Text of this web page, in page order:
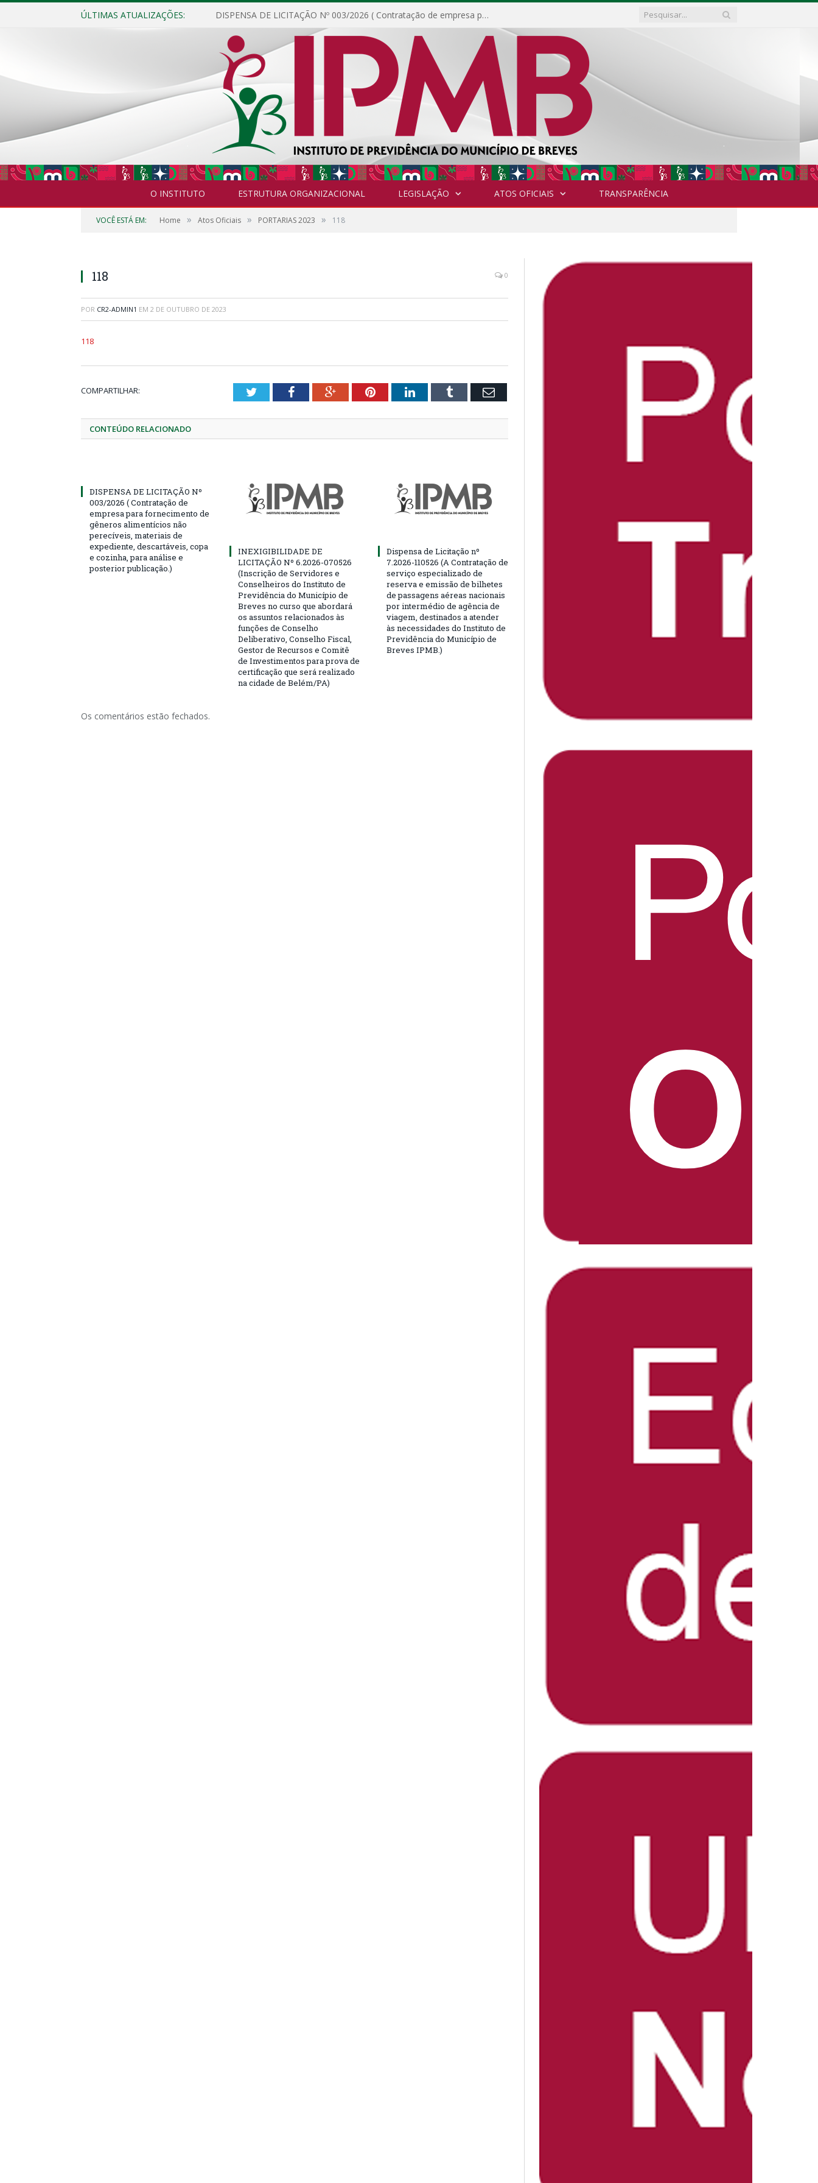
ÚLTIMAS ATUALIZAÇÕES: DISPENSA DE LICITAÇÃO Nº 003/2026 ( Contratação de empresa para fornecimento de gêneros alimentícios não perecíveis, materiais de expediente, descartáveis, copa e cozinha, para análise e posterior publicação.)
O INSTITUTO ESTRUTURA ORGANIZACIONAL LEGISLAÇÃO ATOS OFICIAIS TRANSPARÊNCIA
VOCÊ ESTÁ EM: Home » Atos Oficiais » PORTARIAS 2023 » 118
118 0
POR CR2-ADMIN1 EM 2 DE OUTUBRO DE 2023
118
COMPARTILHAR: TwitterFacebookGoogle+PinterestLinkedInTumblr Email
CONTEÚDO RELACIONADO
DISPENSA DE LICITAÇÃO Nº
003/2026 ( Contratação de
empresa para fornecimento de
gêneros alimentícios não
perecíveis, materiais de
expediente, descartáveis, copa
e cozinha, para análise e
posterior publicação.)
INEXIGIBILIDADE DE
LICITAÇÃO Nº 6.2026-070526
(Inscrição de Servidores e
Conselheiros do Instituto de
Previdência do Município de
Breves no curso que abordará
os assuntos relacionados às
funções de Conselho
Deliberativo, Conselho Fiscal,
Gestor de Recursos e Comitê
de Investimentos para prova de
certificação que será realizado
na cidade de Belém/PA)
Dispensa de Licitação nº
7.2026-110526 (A Contratação de
serviço especializado de
reserva e emissão de bilhetes
de passagens aéreas nacionais
por intermédio de agência de
viagem, destinados a atender
às necessidades do Instituto de
Previdência do Município de
Breves IPMB.)
Os comentários estão fechados.